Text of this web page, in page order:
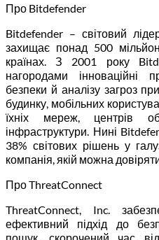
Про Bitdefender
Bitdefender – світовий
захищає понад 500
країнах. З 2001 року
нагородами інноваційні
безпеки й аналізу загроз
будинку, мобільних
їхніх мереж, центрів
інфраструктури. Нині
38% світових рішень у
компанія, якій можна
Про ThreatConnect
ThreatConnect, Inc.
ефективний підхід до